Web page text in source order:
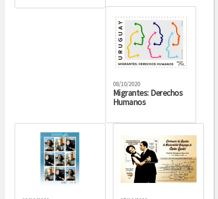
08/10/2020
Migrantes: Derechos
Humanos